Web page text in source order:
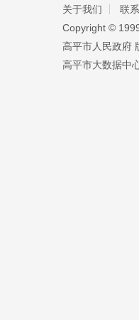
关于我们
联
Copyright ©️
高平市人民政府
高平市大数据